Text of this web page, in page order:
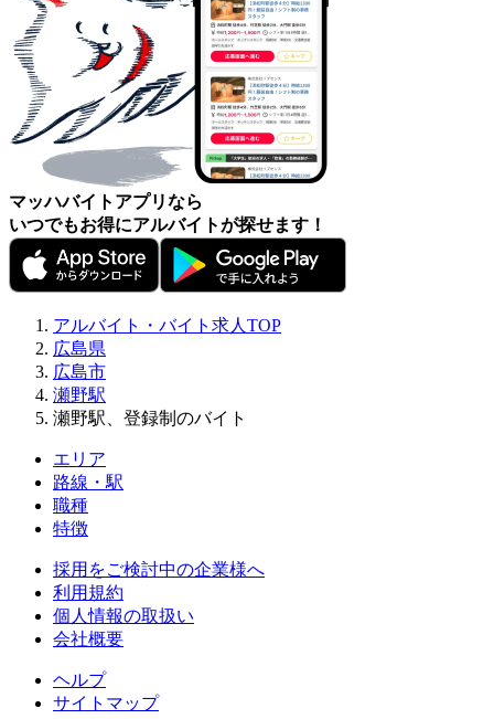
マッハバイトアプリなら
いつでもお得にアルバイトが探せます！
アルバイト・バイト求人TOP
広島県
広島市
瀬野駅
瀬野駅、登録制のバイト
エリア
路線・駅
職種
特徴
採用をご検討中の企業様へ
利用規約
個人情報の取扱い
会社概要
ヘルプ
サイトマップ